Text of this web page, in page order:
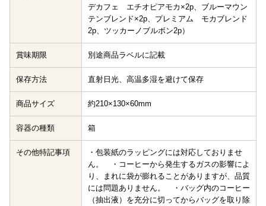
デカフェ エチオピアモカ×2p、ブルーマウン
テンブレンド×2p、プレミアム モカブレンド
2p、ツッカーノブルボン2p）
賞味期限 別途商品ラベルに記載
保存方法 直射日光、高温多湿を避けて保存
商品サイズ 約210×130×60mm
容器の種類 箱
その他特記事項
・包装紙のラッピングには対応しておりませ
ん。 ・コーヒーから発生するガスの影響によ
り、まれに袋が膨れることがありますが、品質
には問題ありません。 ・バッグ内のコーヒー
（抽出液）を充分に切ってからバッグを取り除